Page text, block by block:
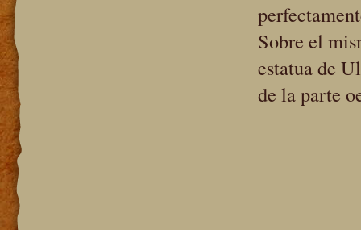
Sobre el
estatua de
de la parte